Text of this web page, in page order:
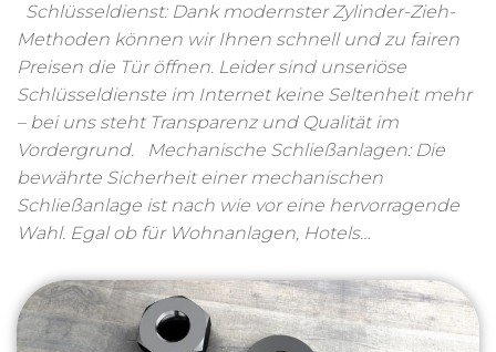
Schlüsseldienst: Dank modernster Zylinder-Zieh-
Methoden können wir Ihnen schnell und zu fairen
Preisen die Tür öffnen. Leider sind unseriöse
Schlüsseldienste im Internet keine Seltenheit mehr
– bei uns steht Transparenz und Qualität im
Vordergrund. Mechanische Schließanlagen: Die
bewährte Sicherheit einer mechanischen
Schließanlage ist nach wie vor eine hervorragende
Wahl. Egal ob für Wohnanlagen, Hotels…